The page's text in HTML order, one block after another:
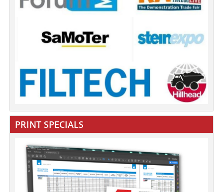
PRINT SPECIALS